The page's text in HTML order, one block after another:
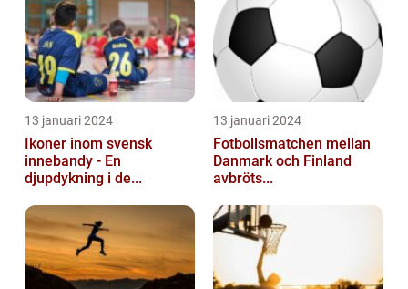
13 januari 2024
Ikoner inom svensk
innebandy - En
djupdykning i de...
13 januari 2024
Fotbollsmatchen mellan
Danmark och Finland
avbröts...